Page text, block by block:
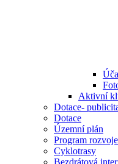
Aktivní
Dotace-
Dotace
Územní plán
Program
Cyklotrasy
Bezdrátová